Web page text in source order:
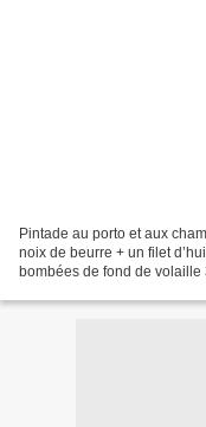
Pintade au porto et aux
noix de beurre + un filet
bombées de fond de